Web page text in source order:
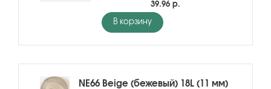
39.96 р.
В корзину
NE66 Beige (бежевый) 18L (11 мм)